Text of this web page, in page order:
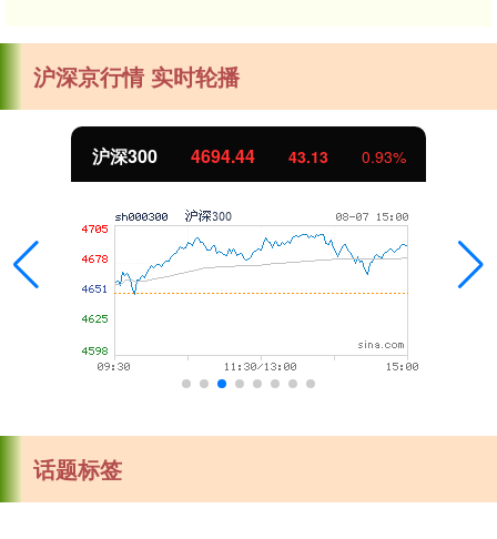
沪深京行情 实时轮播
沪深300 4694.44 43.13 0.93%
话题标签